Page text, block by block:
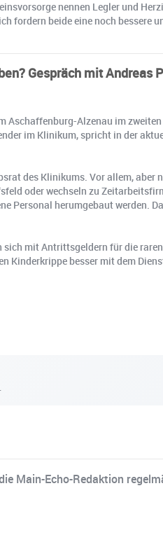
nennen Legler und
fordern beide eine noch
Gespräch mit Andreas
Aschaffenburg-Alzenau im
im Klinikum, spricht in der
des Klinikums. Vor allem, aber
oder wechseln zu
Personal herumgebaut werden.
mit Antrittsgeldern für die
Kinderkrippe besser mit dem
Main-Echo-Redaktion